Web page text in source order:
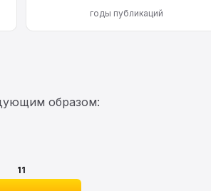
годы публикаций
образом:
11